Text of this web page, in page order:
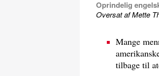
Oprindelig
Oversat af Mette
Mange
tilbage til